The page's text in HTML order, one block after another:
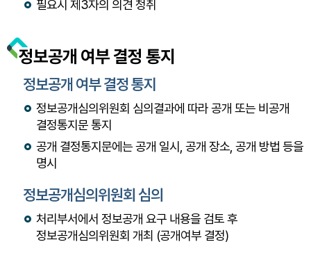
필요시 제3자의 의견 청취
정보공개 여부 결정 통지
정보공개 여부 결정 통지
정보공개심의위원회 심의결과에 따라 공개 또는 비공개
결정통지문 통지
공개 결정통지문에는 공개 일시, 공개 장소, 공개 방법 등을
명시
정보공개심의위원회 심의
처리부서에서 정보공개 요구 내용을 검토 후
정보공개심의위원회 개최 (공개여부 결정)